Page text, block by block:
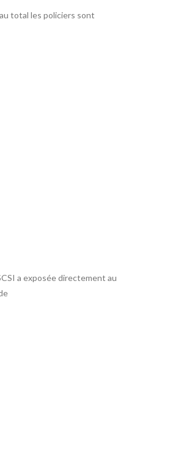
total les policiers sont
a exposée directement au